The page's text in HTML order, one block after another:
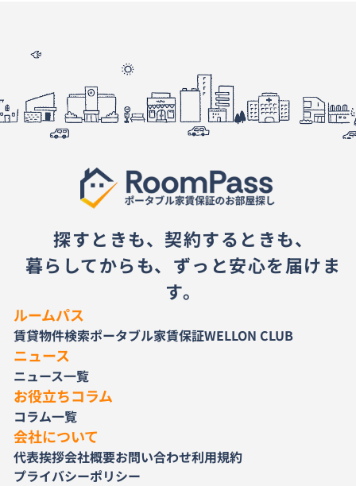
探すときも、契約するときも、
暮らしてからも、ずっと安心を届けま
す。
ルームパス
賃貸物件検索ポータブル家賃保証WELLON CLUB
ニュース
ニュース一覧
お役立ちコラム
コラム一覧
会社について
代表挨拶会社概要お問い合わせ利用規約
プライバシーポリシー